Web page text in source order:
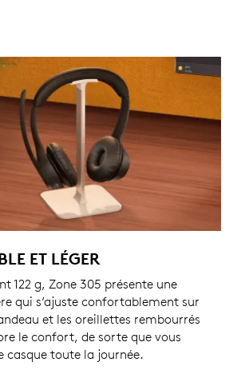
ET LÉGER
122 g, Zone 305 présente une
qui s’ajuste confortablement sur
et les oreillettes rembourrés
le confort, de sorte que vous
casque toute la journée.